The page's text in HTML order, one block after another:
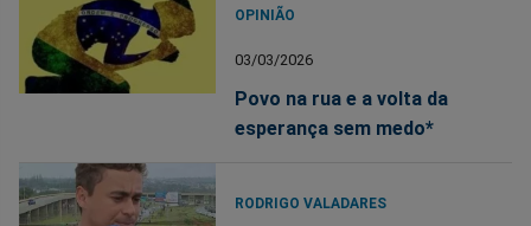
OPINIÃO
03/03/2026
Povo na rua e a volta da
esperança sem medo*
RODRIGO VALADARES